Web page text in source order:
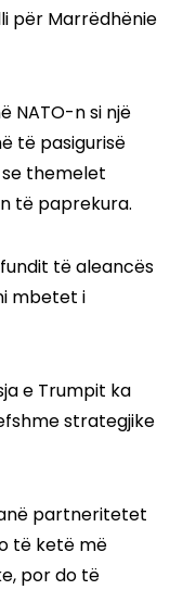
për Marrëdhënie
NATO-n si një
të pasigurisë
themelet
të paprekura.
të aleancës
mbetet i
e Trumpit ka
strategjike
partneritetet
të ketë më
por do të